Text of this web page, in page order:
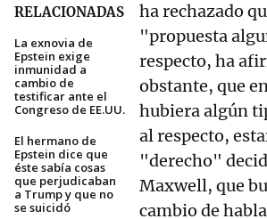
RELACIONADAS
La exnovia de
Epstein exige
inmunidad a
cambio de
testificar ante el
Congreso de EE.UU.
El hermano de
Epstein dice que
éste sabía cosas
que perjudicaban
a Trump y que no
se suicidó
ha rechazado
"propuesta
respecto, ha
obstante, que
hubiera algún
al respecto,
"derecho"
Maxwell, que
cambio de